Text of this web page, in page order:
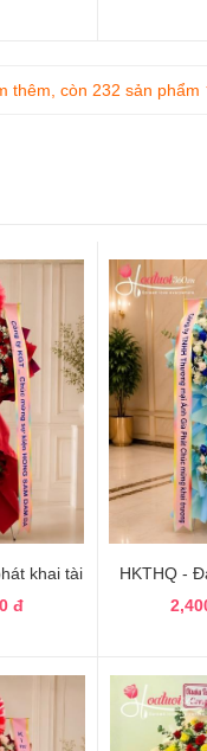
thêm, còn 232 sản phẩm
khai tài
đ
HKTHQ -